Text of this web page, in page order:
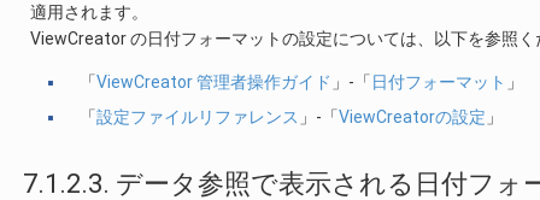
適用されます。
ViewCreator の日付フォーマットの設定については、以下を参照く
「ViewCreator 管理者操作ガイド 」-「 日付フォーマット 」
「設定ファイルリファレンス 」-「ViewCreatorの設定 」
7.1.2.3. データ参照で表示される日付フ